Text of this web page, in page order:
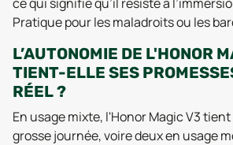
Pratique pour les maladroits ou les
L’AUTONOMIE DE L'HONOR
TIENT-ELLE SES
RÉEL ?
En usage mixte, l'Honor Magic V3
grosse journée, voire deux en usage